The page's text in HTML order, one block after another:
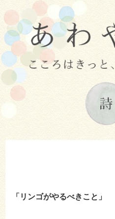
「リンゴがやるべきこと」